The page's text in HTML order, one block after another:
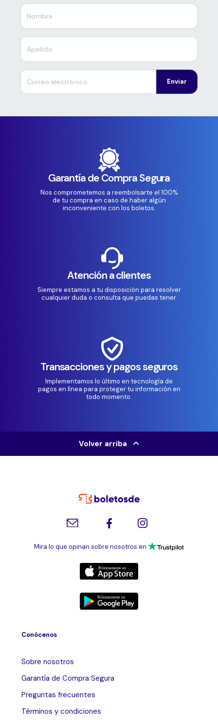
Enviar
Garantía de Compra Segura
Nos comprometemos a reembolsarte el 100%
de tu compra en caso de haber algún
inconveniente con los boletos.
Atención a clientes
Siempre estamos a tu disposición para resolver
cualquier duda o consulta que puedas tener.
Transacciones y pagos seguros
Implementamos lo último en tecnología de
pagos en línea para proteger tu información en
todo momento.
Volver arriba
Mira lo que opinan sobre nosotros en
Conócenos
Sobre nosotros
Garantía de Compra Segura
Preguntas frecuentes
Términos y condiciones